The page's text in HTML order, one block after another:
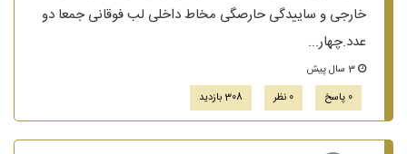
خارجی و ساییدگی حارصگی مخاط داخلی لب فوقانی جمعا دو
عدد.چهار...
0 پاسخ
0 نظر 308 بازدید